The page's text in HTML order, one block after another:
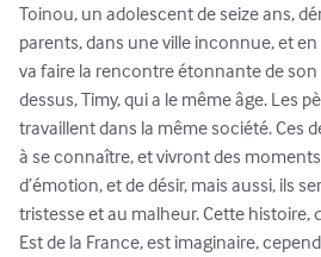
Toinou, un adolescent de seize ans,
parents, dans une ville inconnue, et
va faire la rencontre étonnante de son
dessus, Timy, qui a le même âge. Les
travaillent dans la même société. Ces
à se connaître, et vivront des
d’émotion, et de désir, mais aussi, ils
tristesse et au malheur. Cette histoire,
Est de la France, est imaginaire,